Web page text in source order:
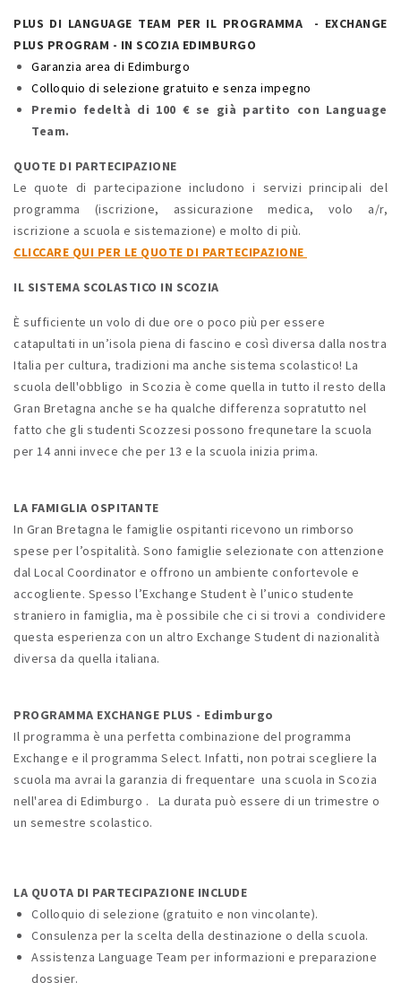
PLUS DI LANGUAGE TEAM PER IL PROGRAMMA - EXCHANGE
PLUS PROGRAM - IN SCOZIA EDIMBURGO
Garanzia area di Edimburgo
Colloquio di selezione gratuito e senza impegno
Premio fedeltà di 100 € se già partito con Language
Team.
QUOTE DI PARTECIPAZIONE
Le quote di partecipazione includono i servizi principali del
programma (iscrizione, assicurazione medica, volo a/r,
iscrizione a scuola e sistemazione) e molto di più.
CLICCARE QUI PER LE QUOTE DI PARTECIPAZIONE
IL SISTEMA SCOLASTICO IN SCOZIA
È sufficiente un volo di due ore o poco più per essere
catapultati in un’isola piena di fascino e così diversa dalla nostra
Italia per cultura, tradizioni ma anche sistema scolastico! La
scuola dell'obbligo in Scozia è come quella in tutto il resto della
Gran Bretagna anche se ha qualche differenza sopratutto nel
fatto che gli studenti Scozzesi possono frequnetare la scuola
per 14 anni invece che per 13 e la scuola inizia prima.
LA FAMIGLIA OSPITANTE
In Gran Bretagna le famiglie ospitanti ricevono un rimborso
spese per l’ospitalità. Sono famiglie selezionate con attenzione
dal Local Coordinator e offrono un ambiente confortevole e
accogliente. Spesso l’Exchange Student è l’unico studente
straniero in famiglia, ma è possibile che ci si trovi a condividere
questa esperienza con un altro Exchange Student di nazionalità
diversa da quella italiana.
PROGRAMMA EXCHANGE PLUS - Edimburgo
Il programma è una perfetta combinazione del programma
Exchange e il programma Select. Infatti, non potrai scegliere la
scuola ma avrai la garanzia di frequentare una scuola in Scozia
nell'area di Edimburgo . La durata può essere di un trimestre o
un semestre scolastico.
LA QUOTA DI PARTECIPAZIONE INCLUDE
Colloquio di selezione (gratuito e non vincolante).
Consulenza per la scelta della destinazione o della scuola.
Assistenza Language Team per informazioni e preparazione
dossier.